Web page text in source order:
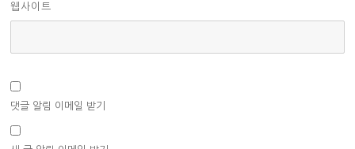
웹사이트
댓글 알림 이메일 받기